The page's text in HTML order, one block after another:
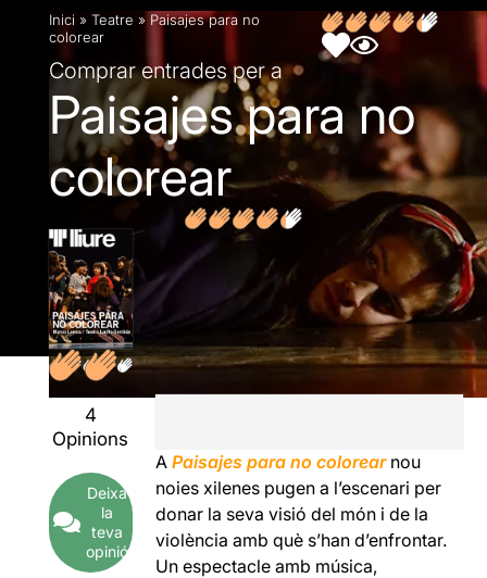
Inici » Teatre » Paisajes para no
colorear
Comprar entrades per a
Paisajes para no
colorear
4
Opinions
Deixa
la
teva
opinió
APaisajes para no colorear nou
noies xilenes pugen a l’escenari per
donar la seva visió del món i de la
violència amb què s’han d’enfrontar.
Un espectacle amb música,